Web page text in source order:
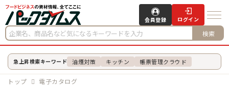
検索
会員登録 ログイン
急上昇検索キーワード 油煙対策 キッチン 帳票管理クラウド
トップ 電子カタログ